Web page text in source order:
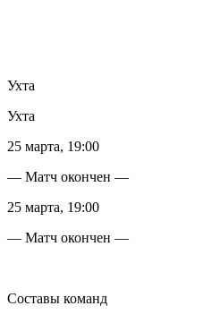
Ухта
Ухта
25 марта, 19:00
— Матч окончен —
25 марта, 19:00
— Матч окончен —
Составы команд